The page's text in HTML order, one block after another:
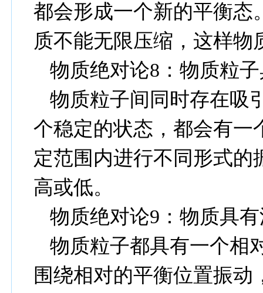
都会形成一个新的平衡态
质不能无限压缩，这样物
物质绝对论8 ：物质粒
物质粒子间同时存在吸
个稳定的状态，都会有一
定范围内进行不同形式的
高或低。
物质绝对论9 ：物质具
物质粒子都具有一个相
围绕相对的平衡位置振